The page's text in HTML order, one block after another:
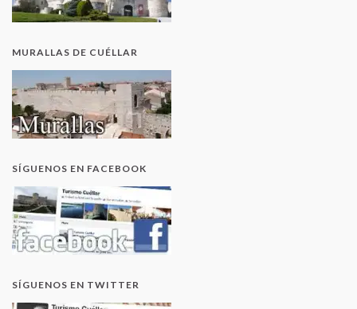
MURALLAS DE CUÉLLAR
SÍGUENOS EN FACEBOOK
SÍGUENOS EN TWITTER